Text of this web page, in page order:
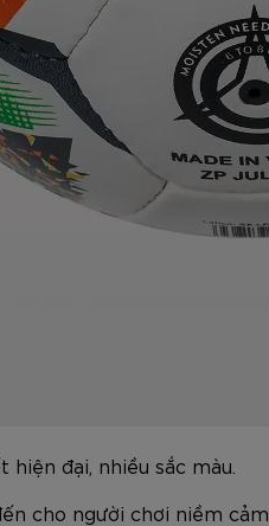
đại, nhiều sắc màu.
cho người chơi niềm